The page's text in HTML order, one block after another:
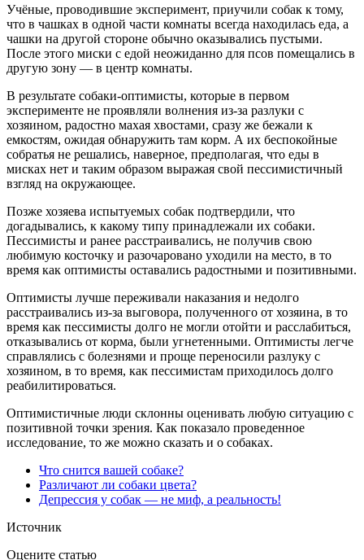
Учёные, проводившие эксперимент, приучили собак к тому,
что в чашках в одной части комнаты всегда находилась еда, а
чашки на другой стороне обычно оказывались пустыми.
После этого миски с едой неожиданно для псов помещались в
другую зону — в центр комнаты.
В результате собаки-оптимисты, которые в первом
эксперименте не проявляли волнения из-за разлуки с
хозяином, радостно махая хвостами, сразу же бежали к
емкостям, ожидая обнаружить там корм. А их беспокойные
собратья не решались, наверное, предполагая, что еды в
мисках нет и таким образом выражая свой пессимистичный
взгляд на окружающее.
Позже хозяева испытуемых собак подтвердили, что
догадывались, к какому типу принадлежали их собаки.
Пессимисты и ранее расстраивались, не получив свою
любимую косточку и разочаровано уходили на место, в то
время как оптимисты оставались радостными и позитивными.
Оптимисты лучше переживали наказания и недолго
расстраивались из-за выговора, полученного от хозяина, в то
время как пессимисты долго не могли отойти и расслабиться,
отказывались от корма, были угнетенными. Оптимисты легче
справлялись с болезнями и проще переносили разлуку с
хозяином, в то время, как пессимистам приходилось долго
реабилитироваться.
Оптимистичные люди склонны оценивать любую ситуацию с
позитивной точки зрения. Как показало проведенное
исследование, то же можно сказать и о собаках.
Что снится вашей собаке?
Различают ли собаки цвета?
Депрессия у собак — не миф, а реальность!
Источник
Оцените статью